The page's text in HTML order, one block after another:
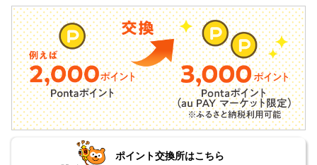
ポイント交換所はこちら